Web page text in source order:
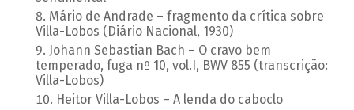
Mário de Andrade – fragmento da crítica sobre
Villa-Lobos (Diário Nacional, 1930)
Johann Sebastian Bach – O cravo bem
temperado, fuga nº 10, vol.I, BWV 855 (transcrição:
Villa-Lobos)
Heitor Villa-Lobos – A lenda do caboclo